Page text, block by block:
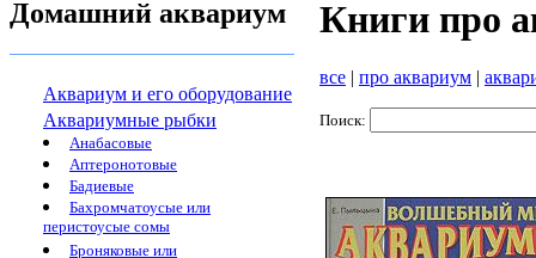
Домашний аквариум
Аквариум и его оборудование
Аквариумные рыбки
Анабасовые
Аптеронотовые
Бадиевые
Бахромчатоусые или
перистоусые сомы
Броняковые или
Книги про
все | про аквариум |
Поиск: